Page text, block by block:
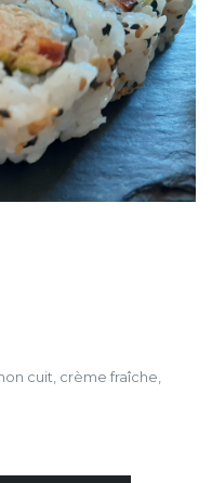
cuit, crème fraîche,